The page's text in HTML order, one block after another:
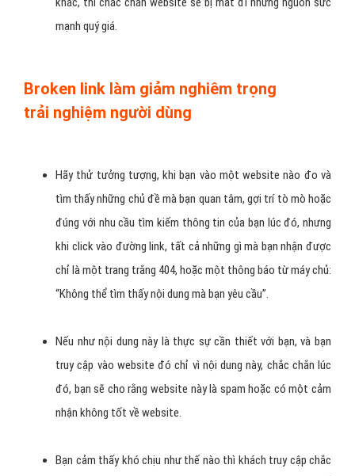
mạnh quý giá.
Broken link làm giảm nghiêm trọng
trải nghiệm người dùng
Hãy thử tưởng tượng, khi bạn vào một website nào đo và
tìm thấy những chủ đề mà bạn quan tâm, gợi trí tò mò hoặc
đúng với nhu cầu tìm kiếm thông tin của bạn lúc đó, nhưng
khi click vào đường link, tất cả những gì mà bạn nhận được
chỉ là một trang trắng 404, hoặc một thông báo từ máy chủ:
“Không thể tìm thấy nội dung mà bạn yêu cầu”.
Nếu như nội dung này là thực sự cần thiết với bạn, và bạn
truy cập vào website đó chỉ vì nội dung này, chắc chắn lúc
đó, bạn sẽ cho rằng website này là spam hoặc có một cảm
nhận không tốt về website.
Bạn cảm thấy khó chịu như thế nào thì khách truy cập chắc